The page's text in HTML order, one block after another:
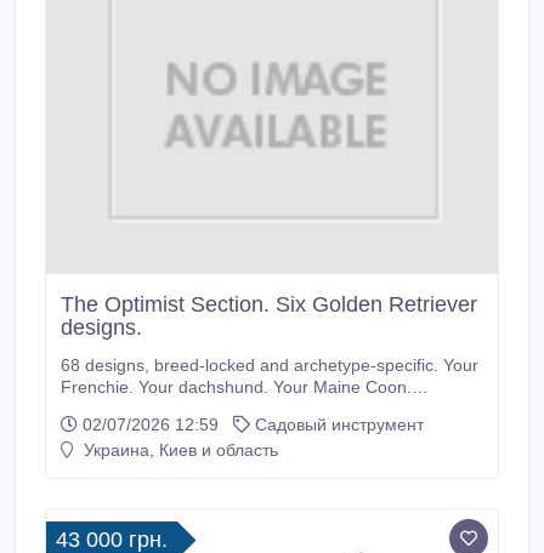
The Optimist Section. Six Golden Retriever
designs.
68 designs, breed-locked and archetype-specific. Your
Frenchie. Your dachshund. Your Maine Coon.
02/07/2026 12:59
Садовый инструмент
Украина, Киев и область
43 000 грн.